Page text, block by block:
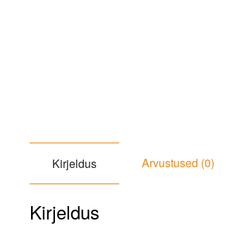
Kirjeldus Arvustused (0)
Kirjeldus